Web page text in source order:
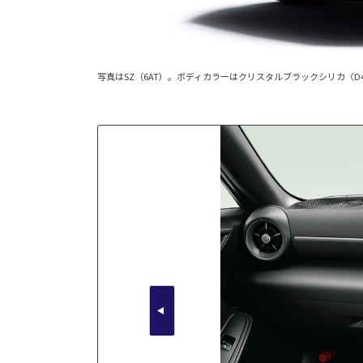
写真はSZ（6AT）。ボディカラーはクリスタルブラックシリカ〈